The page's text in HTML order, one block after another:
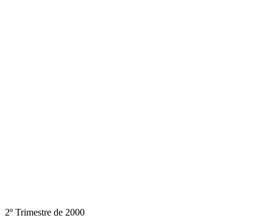
2º Trimestre de 2000